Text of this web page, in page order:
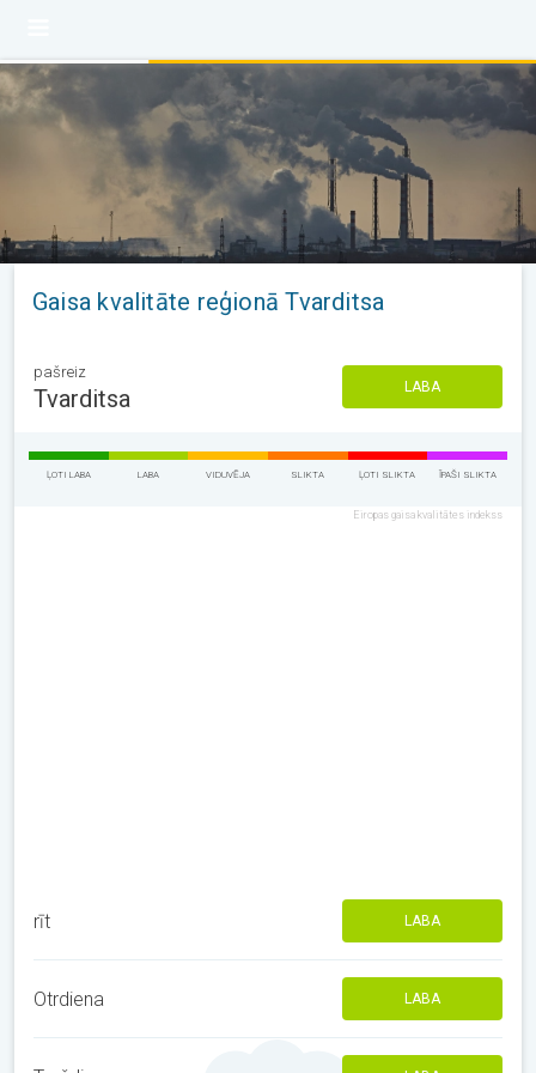
Gaisa kvalitāte reģionā Tvarditsa
pašreiz
Tvarditsa LABA
ĻOTI LABA LABA VIDUVĒJA SLIKTA ĻOTI SLIKTA ĪPAŠI SLIKTA
Eiropas gaisa kvalitātes indekss
rīt LABA
Otrdiena LABA